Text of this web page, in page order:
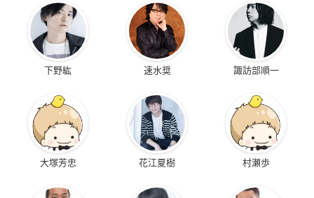
下野紘 速水奨 諏訪部順一
大塚芳忠 花江夏樹 村瀬歩